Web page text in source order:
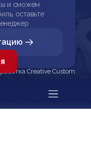
и сможем
оставьте
Creative Custom